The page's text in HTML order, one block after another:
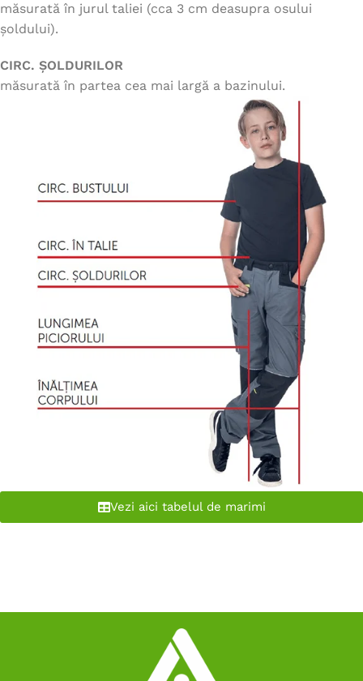
măsurată în jurul taliei (cca 3 cm deasupra osului
șoldului).
CIRC. ȘOLDURILOR
măsurată în partea cea mai largă a bazinului.
Vezi aici tabelul de marimi